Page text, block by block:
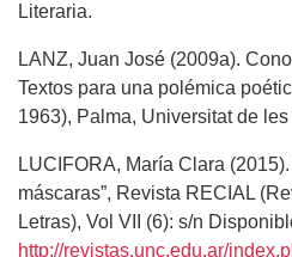
Literaria.
LANZ, Juan José (2009a).
Textos para una polémica
1963), Palma, Universitat de
LUCIFORA, María Clara
máscaras”, Revista RECIAL
Letras), Vol VII (6): s/n
http://revistas.unc.edu.ar/